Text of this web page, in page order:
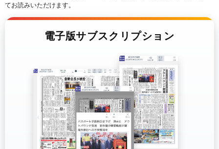
てお読みいただけます。
電子版サブスクリプション